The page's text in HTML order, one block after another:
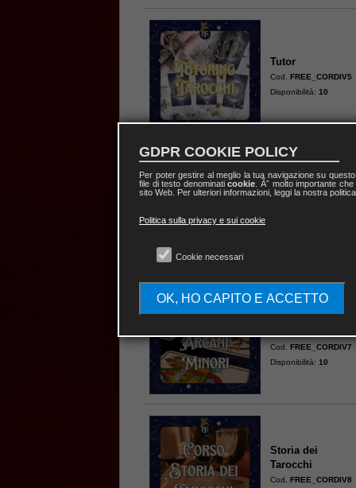
Tutor
Cod.FREE_CORDIV5
Disponibilità:10
Corso Arcani
Corso Arcani
Cod.FREE_CORDIV7
Disponibilità:10
Storia dei
Tarocchi
Cod.FREE_CORDIV8
GDPR COOKIE POLICY
Per poter gestire al meglio la tua navigazione su
file di testo denominaticookie . Ãˆ molto importante
sito Web. Per ulteriori informazioni, leggi la nostra
Politica sulla privacy e sui cookie
Cookie necessari
OK, HO CAPITO E ACCETTO